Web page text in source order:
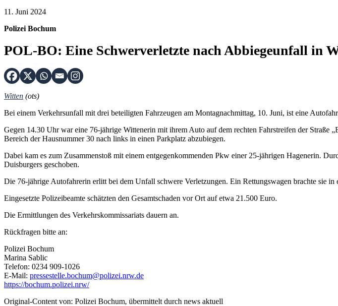
11. Juni 2024
Polizei Bochum
POL-BO: Eine Schwerverletzte nach Abbiegeunfall in
Witten (ots)
Bei einem Verkehrsunfall mit drei beteiligten Fahrzeugen am Montagnachmittag, 10. Juni, ist eine
Gegen 14.30 Uhr war eine 76-jährige Wittenerin mit ihrem Auto auf dem rechten Fahrstreifen der
Bereich der Hausnummer 30 nach links in einen Parkplatz abzubiegen.
Dabei kam es zum Zusammenstoß mit einem entgegenkommenden Pkw einer 25-jährigen Hagenerin.
Duisburgers geschoben.
Die 76-jährige Autofahrerin erlitt bei dem Unfall schwere Verletzungen. Ein Rettungswagen brachte sie in
Eingesetzte Polizeibeamte schätzten den Gesamtschaden vor Ort auf etwa 21.500 Euro.
Die Ermittlungen des Verkehrskommissariats dauern an.
Rückfragen bitte an:
Polizei Bochum
Marina Sablic
Telefon: 0234 909-1026
E-Mail: pressestelle.bochum@polizei.nrw.de
https://bochum.polizei.nrw/
Original-Content von: Polizei Bochum, übermittelt durch news aktuell